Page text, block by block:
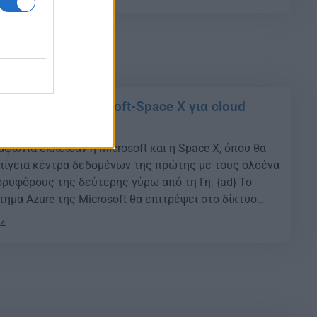
10 μετά τις 15 Ιουνίου […]
Microsoft-Space X για cloud
έκλεισαν η Microsoft και η Space X, όπου θα
κέντρα δεδομένων της πρώτης με τους ολοένα
της δεύτερης γύρω από τη Γη. {ad} Το
Azure της Microsoft θα επιτρέψει στο δίκτυο
Starlink, που στήνει η Space X, να συνδεθεί στο
κάτι που στην πράξη […]